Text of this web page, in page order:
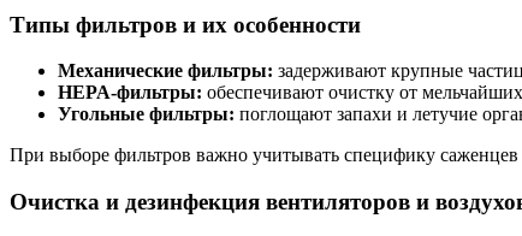
Типы фильтров и их особенности
Механические фильтры: задерживают крупные
HEPA-фильтры: обеспечивают очистку от
Угольные фильтры: поглощают запахи и летучие
При выборе фильтров важно учитывать специфику саженцев
Очистка и дезинфекция вентиляторов и